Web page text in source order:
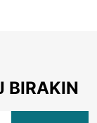
BIRAKIN